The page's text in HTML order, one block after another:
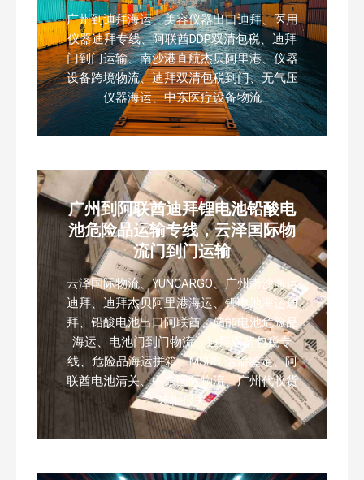
广州到迪拜海运、美容仪器出口迪拜、医用
仪器迪拜专线、阿联酋DDP双清包税、迪拜
门到门运输、南沙港直航杰贝阿里港、仪器
设备跨境物流、迪拜双清包税到门、无气压
仪器海运、中东医疗设备物流
广州到阿联酋迪拜锂电池铅酸电
池危险品运输专线，云泽国际物
流门到门运输
云泽国际物流、YUNCARGO、广州南沙海运
迪拜、迪拜杰贝阿里港海运、锂电池海运迪
拜、铅酸电池出口阿联酋、储能电池危险品
海运、电池门到门物流、迪拜双清包税专
线、危险品海运拼箱、MSDS 运输鉴定、阿
联酋电池清关、中东国际物流、广州代收货
装柜报关